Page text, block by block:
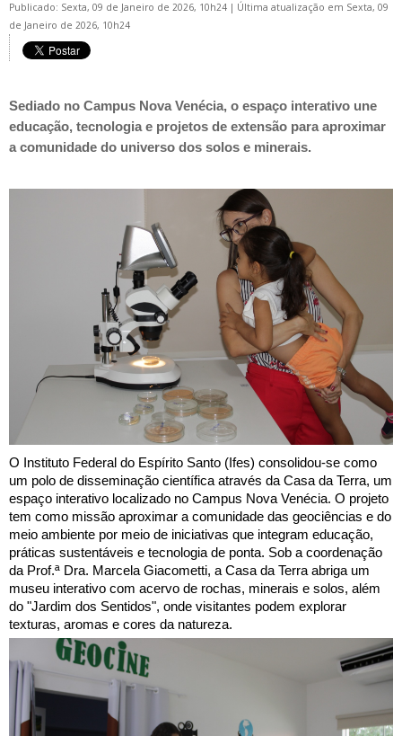
Publicado: Sexta, 09 de Janeiro de 2026, 10h24 | Última atualização em Sexta, 09
de Janeiro de 2026, 10h24
Sediado no Campus Nova Venécia, o espaço interativo une
educação, tecnologia e projetos de extensão para aproximar
a comunidade do universo dos solos e minerais.
O Instituto Federal do Espírito Santo (Ifes) consolidou-se como
um polo de disseminação científica através da Casa da Terra, um
espaço interativo localizado no Campus Nova Venécia. O projeto
tem como missão aproximar a comunidade das geociências e do
meio ambiente por meio de iniciativas que integram educação,
práticas sustentáveis e tecnologia de ponta. Sob a coordenação
da Prof.ª Dra. Marcela Giacometti, a Casa da Terra abriga um
museu interativo com acervo de rochas, minerais e solos, além
do "Jardim dos Sentidos", onde visitantes podem explorar
texturas, aromas e cores da natureza.